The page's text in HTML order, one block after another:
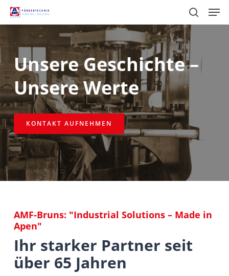
Skip
content
search
Unsere Geschichte –
Unsere Werte
KONTAKT AUFNEHMEN
AMF-Bruns: "Industrial Solutions – Made in
Apen"
Ihr starker Partner seit
über 65 Jahren